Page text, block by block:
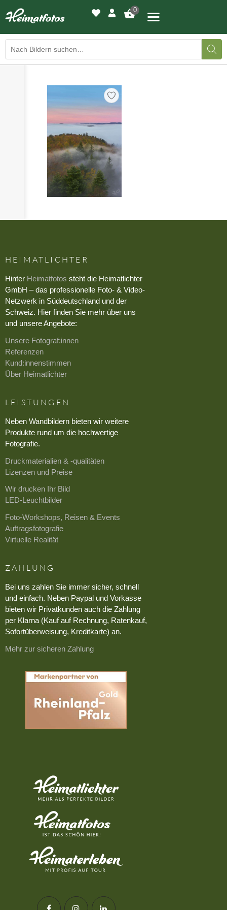
0
BILDERGALERIE
DRUCKQUALITÄTEN
LED-LEUCHTBILDER
WIR DRUCKEN IHR BILD
AUSSTELLUNGEN
HEIMATLICHTER
KONTAKT
HEIMATLICHTER
Hinter Heimatfotos steht die Heimatlichter
GmbH – das professionelle Foto- & Video-
Netzwerk in Süddeutschland und der
Schweiz. Hier finden Sie mehr über uns
und unsere Angebote:
Unsere Fotograf:innen
Referenzen
Kund:innenstimmen
Über Heimatlichter
LEISTUNGEN
Neben Wandbildern bieten wir weitere
Produkte rund um die hochwertige
Fotografie.
Druckmaterialien & -qualitäten
Lizenzen und Preise
Wir drucken Ihr Bild
LED-Leuchtbilder
Foto-Workshops, Reisen & Events
Auftragsfotografie
Virtuelle Realität
ZAHLUNG
Bei uns zahlen Sie immer sicher, schnell
und einfach. Neben Paypal und Vorkasse
bieten wir Privatkunden auch die Zahlung
per Klarna (Kauf auf Rechnung, Ratenkauf,
Sofortüberweisung, Kreditkarte) an.
Mehr zur sicheren Zahlung